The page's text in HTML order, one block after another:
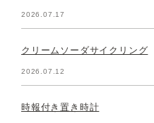
2026.07.17
クリームソーダサイクリング
2026.07.12
時報付き置き時計